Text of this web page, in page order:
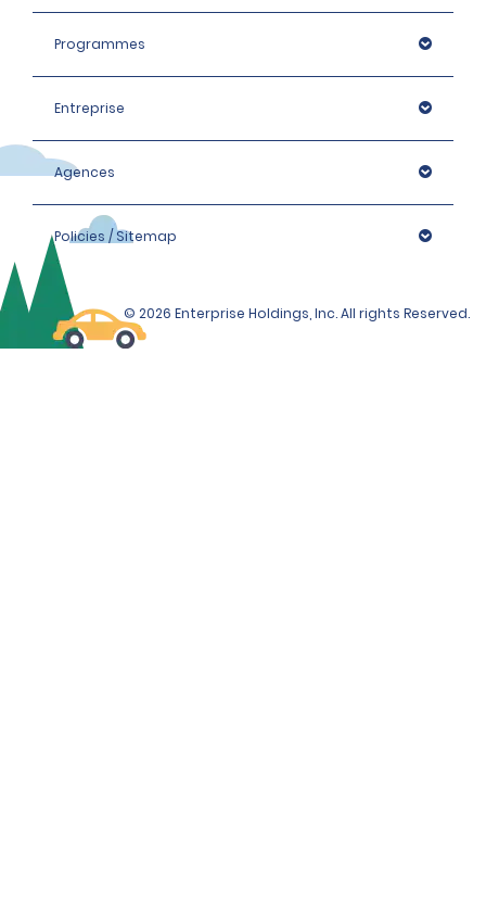
Programmes
Entreprise
Agences
Policies / Sitemap
© 2026 Enterprise Holdings, Inc. All rights Reserved.